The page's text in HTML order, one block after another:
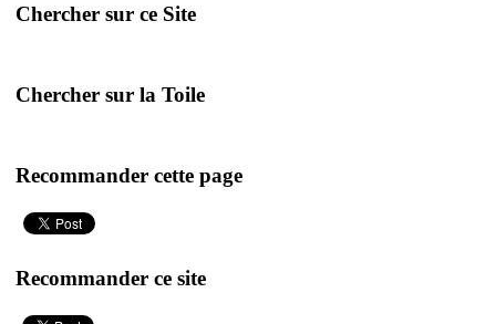
Chercher sur ce Site
Chercher sur la Toile
Recommander cette page
Recommander ce site